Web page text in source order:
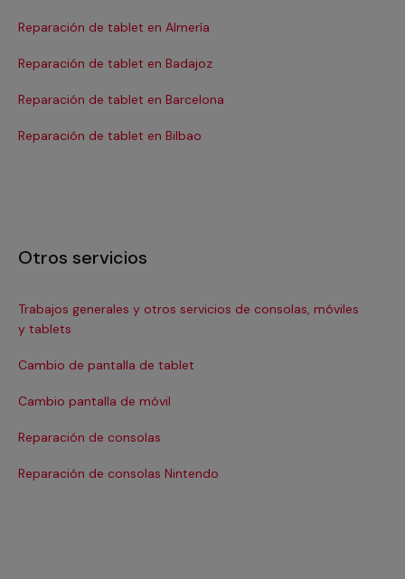
Reparación de tablet en Almería
Reparación de tablet en Badajoz
Reparación de tablet en Barcelona
Reparación de tablet en Bilbao
Otros servicios
Trabajos generales y otros servicios de consolas, móviles
y tablets
Cambio de pantalla de tablet
Cambio pantalla de móvil
Reparación de consolas
Reparación de consolas Nintendo